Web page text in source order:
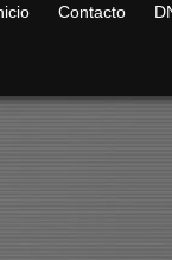
Contacto